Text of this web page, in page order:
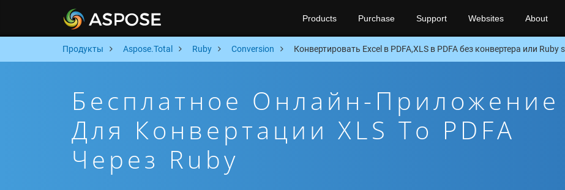
Products Purchase Support Websites About
Продукты Aspose.Total Ruby Conversion Конвертировать Excel в PDFA,XLS в PDFA без конвертера или Ruby
Бесплатное Онлайн-Приложение
Для Конвертации XLS To PDFA
Через Ruby